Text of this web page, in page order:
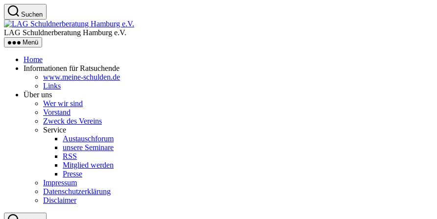
Zum
Inhalt
springen
Suchen
LAG Schuldnerberatung Hamburg e.V.
Menü
Home
Informationen für Ratsuchende
www.meine-schulden.de
Links
Über uns
Wer wir sind
Vorstand
Zweck des Vereins
Service
Austauschforum
unsere Seminare
RSS
Mitglied werden
Presse
Impressum
Datenschutzerklärung
Disclaimer